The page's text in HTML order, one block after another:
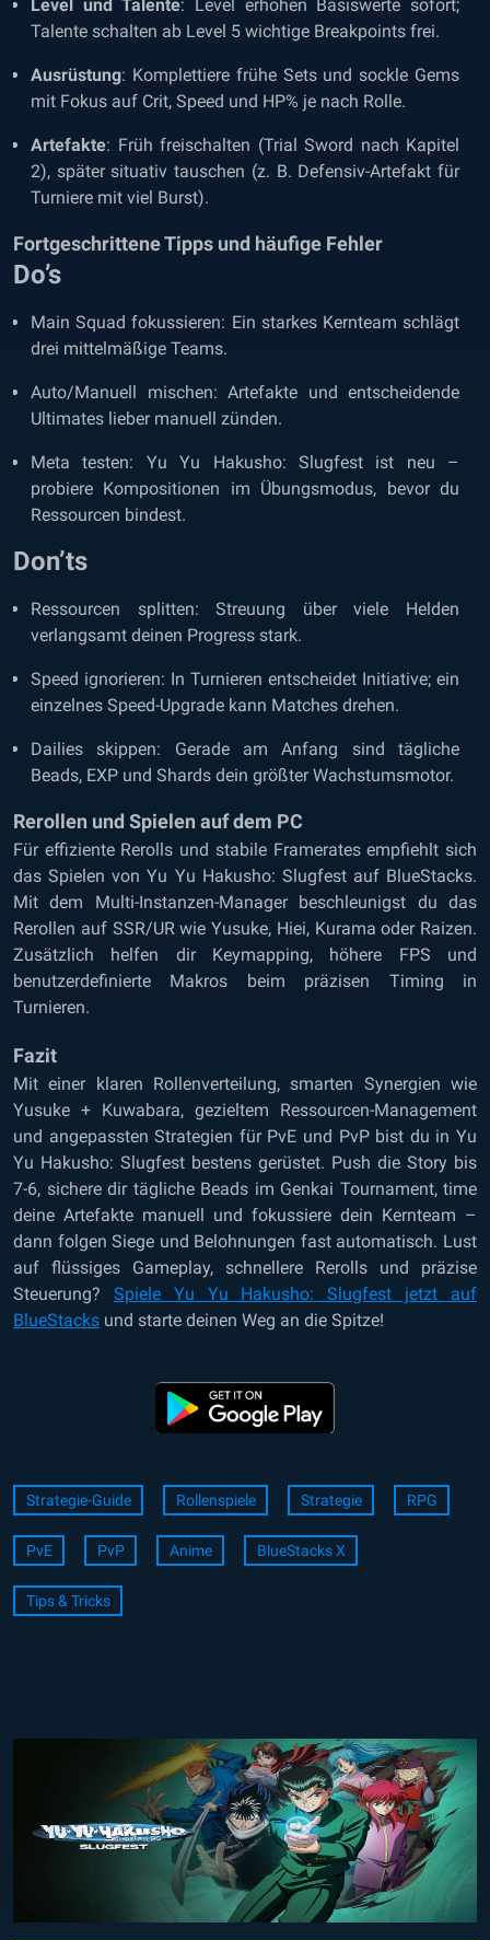
Level und Talente: Level erhöhen Basiswerte sofort;
Talente schalten ab Level 5 wichtige Breakpoints frei.
Ausrüstung: Komplettiere frühe Sets und sockle Gems
mit Fokus auf Crit, Speed und HP% je nach Rolle.
Artefakte: Früh freischalten (Trial Sword nach Kapitel
2), später situativ tauschen (z. B. Defensiv-Artefakt für
Turniere mit viel Burst).
Fortgeschrittene Tipps und häufige Fehler
Do’s
Main Squad fokussieren: Ein starkes Kernteam schlägt
drei mittelmäßige Teams.
Auto/Manuell mischen: Artefakte und entscheidende
Ultimates lieber manuell zünden.
Meta testen: Yu Yu Hakusho: Slugfest ist neu –
probiere Kompositionen im Übungsmodus, bevor du
Ressourcen bindest.
Don’ts
Ressourcen splitten: Streuung über viele Helden
verlangsamt deinen Progress stark.
Speed ignorieren: In Turnieren entscheidet Initiative; ein
einzelnes Speed-Upgrade kann Matches drehen.
Dailies skippen: Gerade am Anfang sind tägliche
Beads, EXP und Shards dein größter Wachstumsmotor.
Rerollen und Spielen auf dem PC
Für effiziente Rerolls und stabile Framerates empfiehlt sich
das Spielen von Yu Yu Hakusho: Slugfest auf BlueStacks.
Mit dem Multi-Instanzen-Manager beschleunigst du das
Rerollen auf SSR/UR wie Yusuke, Hiei, Kurama oder Raizen.
Zusätzlich helfen dir Keymapping, höhere FPS und
benutzerdefinierte Makros beim präzisen Timing in
Turnieren.
Fazit
Mit einer klaren Rollenverteilung, smarten Synergien wie
Yusuke + Kuwabara, gezieltem Ressourcen-Management
und angepassten Strategien für PvE und PvP bist du in Yu
Yu Hakusho: Slugfest bestens gerüstet. Push die Story bis
7-6, sichere dir tägliche Beads im Genkai Tournament, time
deine Artefakte manuell und fokussiere dein Kernteam –
dann folgen Siege und Belohnungen fast automatisch. Lust
auf flüssiges Gameplay, schnellere Rerolls und präzise
Steuerung? Spiele Yu Yu Hakusho: Slugfest jetzt auf
BlueStacks und starte deinen Weg an die Spitze!
Strategie-Guide Rollenspiele Strategie RPG
PvE PvP Anime BlueStacks X
Tips & Tricks